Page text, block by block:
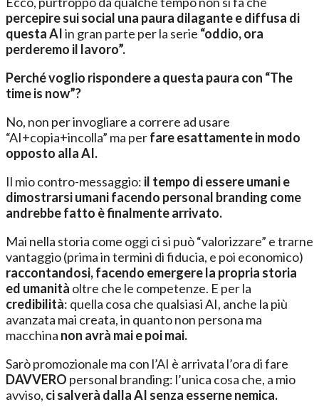
percepire sui social una paura dilagante e diffusa di
questa AIin gran parte per la serie “oddio, ora
perderemo il lavoro”.
Perché voglio rispondere a questa paura con “The
time is now”?
No, non per invogliare a correre ad usare
“AI+copia+incolla” ma perfare esattamente in modo
opposto alla AI.
Il mio contro-messaggio: il tempo di essere umani e
dimostrarsi umani facendo personal branding come
andrebbe fatto è finalmente arrivato.
Mai nella storia come oggi ci si può “valorizzare” e trarne
vantaggio (prima in termini di fiducia, e poi economico)
raccontandosi, facendo emergere la propria storia
ed umanità oltre che le competenze. E per la
credibilità: quella cosa che qualsiasi AI, anche la più
avanzata mai creata, in quanto non persona ma
macchina non avrà mai e poi mai.
Sarò promozionale ma con l’AI è arrivata l’ora di fare
DAVVERO personal branding: l’unica cosa che, a mio
avviso, ci salverà dalla AI senza esserne nemica.